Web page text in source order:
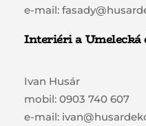
e-mail:
Interiéri a Umelecká
Ivan Husár
mobil: 0903 740 607
e-mail: